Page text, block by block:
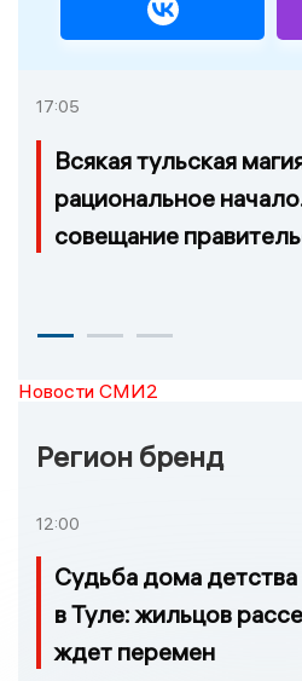
17:05
Всякая тульская
рациональное
совещание
Новости СМИ2
Регион бренд
12:00
Судьба дома детства
в Туле: жильцов
ждет перемен